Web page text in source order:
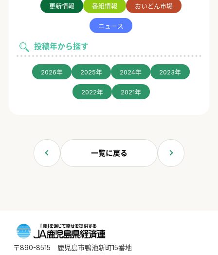
更新情報 番組情報 おいどん市場
ニュース
投稿年から探す
2026年 2025年 2024年 2023年
2022年 2021年
一覧に戻る
〒890-8515 鹿児島市鴨池新町15番地